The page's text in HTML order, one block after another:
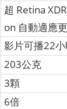
超 Retina
on 自動適應
影片可播22
203公克
3顆
6倍